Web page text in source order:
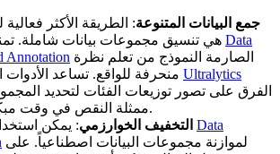
جمع البيانات المتنوعة: الطريقة الأكثر
Data
Annotation
Ultralytics
ممثلة النقص في وقت مبكر من العملية.
التخفيف الخوارزمي Data